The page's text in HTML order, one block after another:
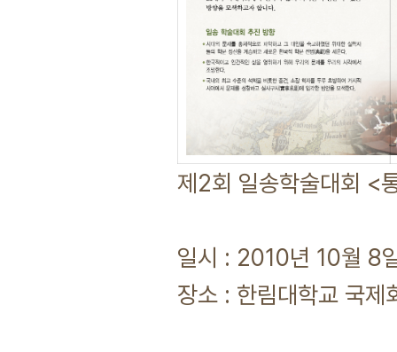
제2회 일송학술대회 <
일시 : 2010년 10월 8
장소 : 한림대학교 국제